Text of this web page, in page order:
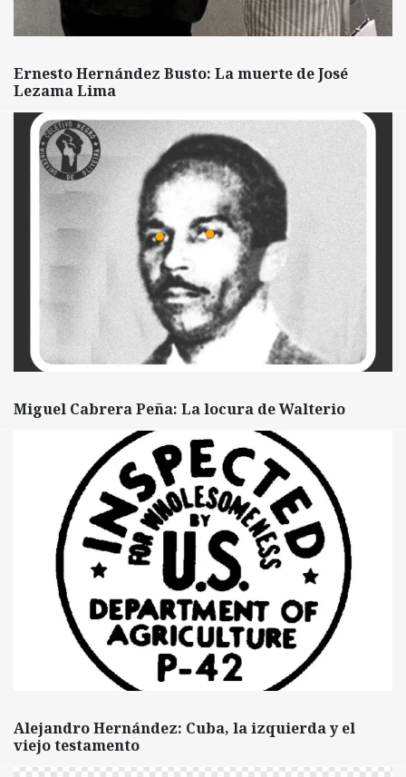
Ernesto Hernández Busto: La muerte de José
Lezama Lima
Miguel Cabrera Peña: La locura de Walterio
Alejandro Hernández: Cuba, la izquierda y el
viejo testamento